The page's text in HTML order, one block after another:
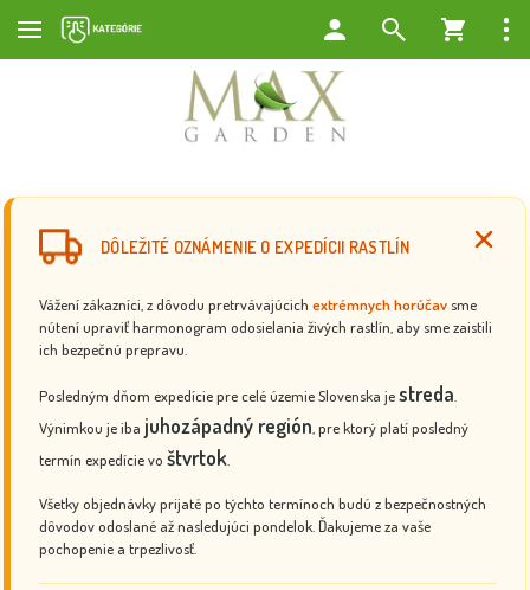
DÔLEŽITÉ OZNÁMENIE O EXPEDÍCII RASTLÍN
Vážení zákazníci, z dôvodu pretrvávajúcich extrémnych horúčav sme
nútení upraviť harmonogram odosielania živých rastlín, aby sme zaistili
ich bezpečnú prepravu.
Posledným dňom expedície pre celé územie Slovenska jestreda
Výnimkou je iba juhozápadný región , pre ktorý platí posledný
termín expedície vo štvrtok
Všetky objednávky prijaté po týchto termínoch budú z bezpečnostných
dôvodov odoslané až nasledujúci pondelok. Ďakujeme za vaše
pochopenie a trpezlivosť.